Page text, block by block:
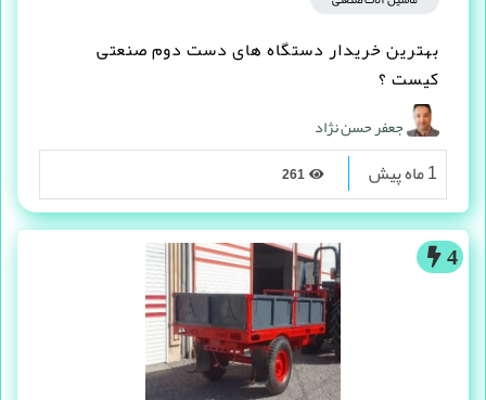
بهترین خریدار دستگاه های دست دوم صنعتی
کیست ؟
جعفر حسن نژاد
1 ماه پیش
4